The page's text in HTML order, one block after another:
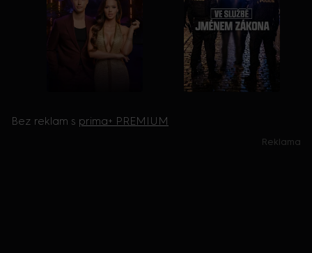
Bez reklam s prima+ PREMIUM
Reklama